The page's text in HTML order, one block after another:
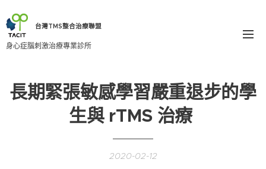
台灣TMS整合治療聯盟
身心症腦刺激治療專業診所
長期緊張敏感學習嚴重退步的學
生與 rTMS 治療 ​
2020-02-12